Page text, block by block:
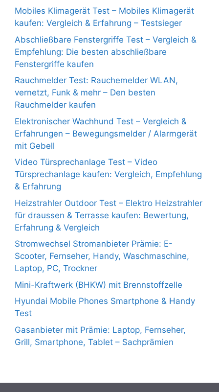
Mobiles Klimagerät Test – Mobiles Klimagerät
kaufen: Vergleich & Erfahrung – Testsieger
Abschließbare Fenstergriffe Test – Vergleich &
Empfehlung: Die besten abschließbare
Fenstergriffe kaufen
Rauchmelder Test: Rauchemelder WLAN,
vernetzt, Funk & mehr – Den besten
Rauchmelder kaufen
Elektronischer Wachhund Test – Vergleich &
Erfahrungen – Bewegungsmelder / Alarmgerät
mit Gebell
Video Türsprechanlage Test – Video
Türsprechanlage kaufen: Vergleich, Empfehlung
& Erfahrung
Heizstrahler Outdoor Test – Elektro Heizstrahler
für draussen & Terrasse kaufen: Bewertung,
Erfahrung & Vergleich
Stromwechsel Stromanbieter Prämie: E-
Scooter, Fernseher, Handy, Waschmaschine,
Laptop, PC, Trockner
Mini-Kraftwerk (BHKW) mit Brennstoffzelle
Hyundai Mobile Phones Smartphone & Handy
Test
Gasanbieter mit Prämie: Laptop, Fernseher,
Grill, Smartphone, Tablet – Sachprämien